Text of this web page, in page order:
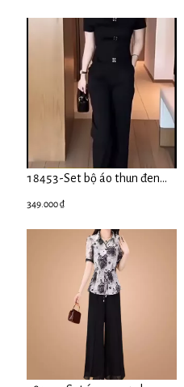
18453-Set bộ áo thun đen
kèm quần suông ( áo thun,
349.000 ₫